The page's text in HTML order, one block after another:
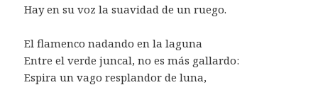
Hay en su voz la suavidad de un ruego.
El flamenco nadando en la laguna
Entre el verde juncal, no es más gallardo:
Espira un vago resplandor de luna,